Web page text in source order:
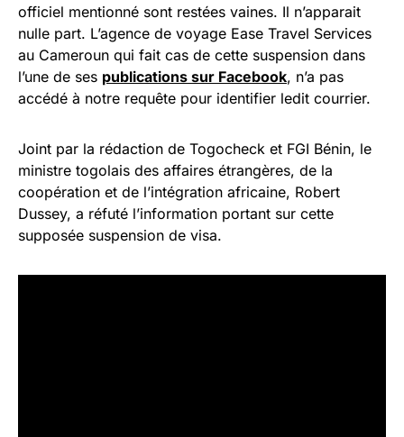
officiel mentionné sont restées vaines. Il n’apparait
nulle part. L’agence de voyage Ease Travel Services
au Cameroun qui fait cas de cette suspension dans
l’une de ses publications sur Facebook, n’a pas
accédé à notre requête pour identifier ledit courrier.
Joint par la rédaction de Togocheck et FGI Bénin, le
ministre togolais des affaires étrangères, de la
coopération et de l’intégration africaine, Robert
Dussey, a réfuté l’information portant sur cette
supposée suspension de visa.